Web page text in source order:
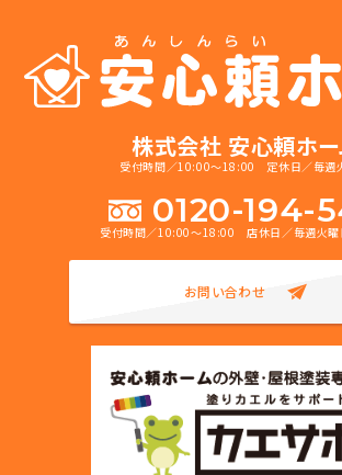
株式会社 安心頼ホ
受付時間／10:00～18:00 定休日／毎週
0120-194-
受付時間／10:00～18:00 店休日／毎週火曜
お問い合わせ